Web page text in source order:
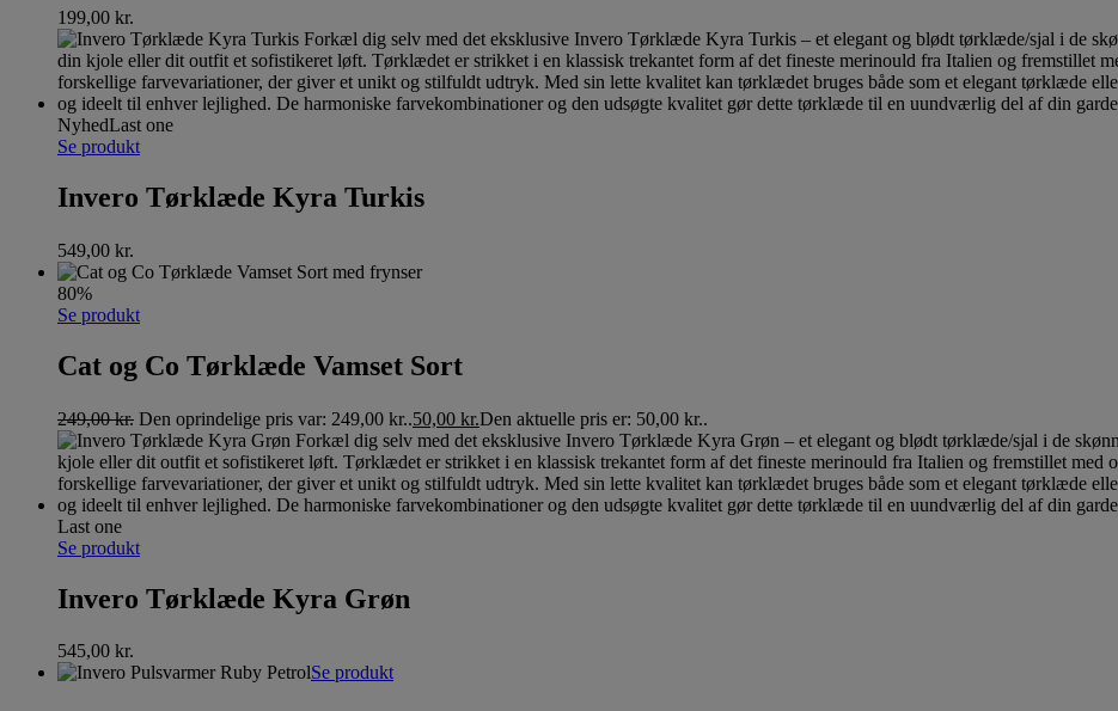
199,00 kr.
NyhedLast one
Se produkt
Invero Tørklæde Kyra Turkis
549,00 kr.
80%
Se produkt
Cat og Co Tørklæde Vamset Sort
249,00kr. Den oprindelige pris var: 249,00 kr..50,00 kr.Den aktuelle pris er: 50,00 kr..
Last one
Se produkt
Invero Tørklæde Kyra Grøn
545,00 kr.
Se produkt